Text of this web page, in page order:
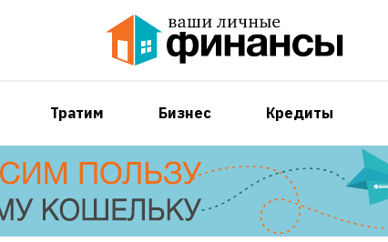
Тратим Бизнес Кредиты